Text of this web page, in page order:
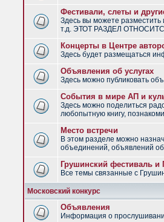
Фестивали, слеты и
Здесь вы можете
т.д. ЭТОТ РАЗДЕЛ
Концерты в Центре
Здесь будет размещаться
Объявления об услугах
Здесь можно публиковать
События в мире АП и
Здесь можно поделиться
любопытную книгу,
Место встречи
В этом разделе можно
объединений, объявлений
Грушинский фестиваль
Все темы связанные с
Московский конкурс
Объявления
Информация о